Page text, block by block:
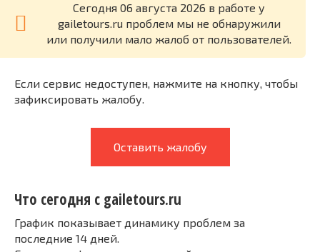
Cегодня 06 августа 2026 в работе у
gailetours.ru проблем мы не обнаружили
или получили мало жалоб от пользователей.
Если сервис недоступен, нажмите на кнопку, чтобы
зафиксировать жалобу.
Оставить жалобу
Что сегодня с gailetours.ru
График показывает динамику проблем за
последние 14 дней.